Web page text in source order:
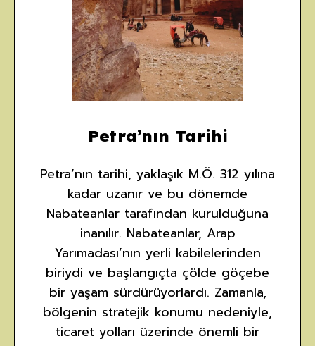
Petra’nın Tarihi
Petra’nın tarihi, yaklaşık M.Ö. 312 yılına
kadar uzanır ve bu dönemde
Nabateanlar tarafından kurulduğuna
inanılır. Nabateanlar, Arap
Yarımadası’nın yerli kabilelerinden
biriydi ve başlangıçta çölde göçebe
bir yaşam sürdürüyorlardı. Zamanla,
bölgenin stratejik konumu nedeniyle,
ticaret yolları üzerinde önemli bir